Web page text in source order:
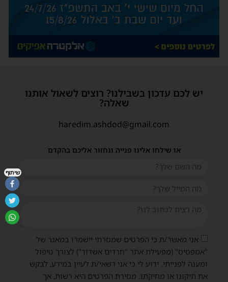
יש לכם עדכון בשבילנו? רוצים לשאול אותנו
שאלה?
haredim.ashdod@gmail.com
או שילחו אלינו פנייה ונחזור אליכם בהקדם
אני מאשר/ת כי הפרטים שמסרתי יישמרו במאגר של
"אמפסיס" (מפעילת אתר "חרדים אשדוד") לצורך טיפול
ומענה לפנייתי. ידוע לי כי אני רשאי/ת לעיין במידע, לבקש
את תיקונו או מחיקתו. מסירת הפרטים היא רשות, אך
שיתוף